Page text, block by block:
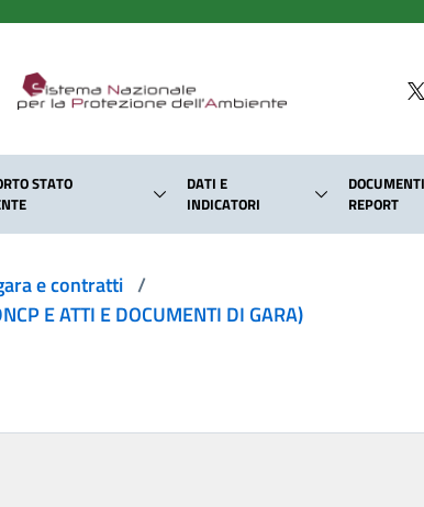
STATO
DATI E
INDICATORI
REPORT
e contratti /
E ATTI E DOCUMENTI DI GARA)